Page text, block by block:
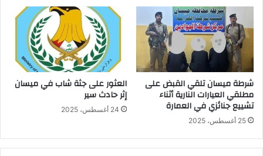
شرطة ميسان تلقي القبض على
مطلقي العيارات النارية أثناء
تشييع جنائزي في العمارة
25 أغسطس، 2025
العثور على جثة شاب في ميسان
إثر حادث سير
24 أغسطس، 2025